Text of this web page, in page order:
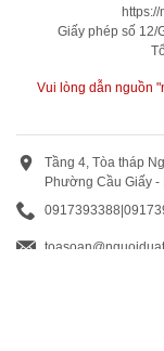
Giấy phép số 12/
Vui lòng dẫn nguồn
Tầng 4, Tòa tháp
Phường Cầu Giấy -
0917393388